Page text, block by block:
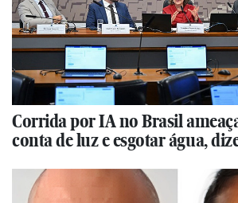
Corrida por IA no Brasil
conta de luz e esgotar água,